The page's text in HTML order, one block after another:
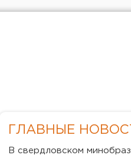
ГЛАВНЫЕ
В свердловском